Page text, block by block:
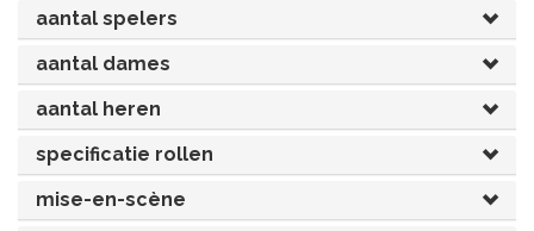
OVERIG (30'-75')
UITGELICHT!
KORT (-30')
OVERIG (30'-75')
UITGELICHT!
JUBILEUMSTUK
MUSICAL
OVERIG
SINTERKLAASTONEEL
KERSTTONEEL
JONGERENTONEEL
RECHTEN REGELEN
aantal spelers
aantal dames
aantal heren
specificatie rollen
mise-en-scène